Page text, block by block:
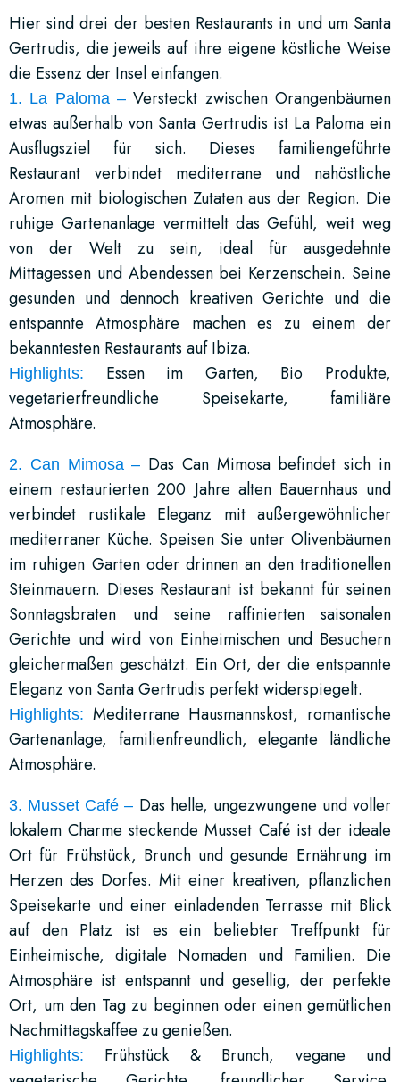
Hier sind drei der besten Restaurants in und um Santa
Gertrudis, die jeweils auf ihre eigene köstliche Weise
die Essenz der Insel einfangen.
1. La Paloma –Versteckt zwischen Orangenbäumen
etwas außerhalb von Santa Gertrudis ist La Paloma ein
Ausflugsziel für sich. Dieses familiengeführte
Restaurant verbindet mediterrane und nahöstliche
Aromen mit biologischen Zutaten aus der Region. Die
ruhige Gartenanlage vermittelt das Gefühl, weit weg
von der Welt zu sein, ideal für ausgedehnte
Mittagessen und Abendessen bei Kerzenschein. Seine
gesunden und dennoch kreativen Gerichte und die
entspannte Atmosphäre machen es zu einem der
bekanntesten Restaurants auf Ibiza.
Highlights:
Essen im Garten, Bio Produkte,
vegetarierfreundliche Speisekarte, familiäre
Atmosphäre.
2. Can Mimosa – Das Can Mimosa befindet sich in
einem restaurierten 200 Jahre alten Bauernhaus und
verbindet rustikale Eleganz mit außergewöhnlicher
mediterraner Küche. Speisen Sie unter Olivenbäumen
im ruhigen Garten oder drinnen an den traditionellen
Steinmauern. Dieses Restaurant ist bekannt für seinen
Sonntagsbraten und seine raffinierten saisonalen
Gerichte und wird von Einheimischen und Besuchern
gleichermaßen geschätzt. Ein Ort, der die entspannte
Eleganz von Santa Gertrudis perfekt widerspiegelt.
Highlights: Mediterrane Hausmannskost, romantische
Gartenanlage, familienfreundlich, elegante ländliche
Atmosphäre.
3. Musset Café – Das helle, ungezwungene und voller
lokalem Charme steckende Musset Café ist der ideale
Ort für Frühstück, Brunch und gesunde Ernährung im
Herzen des Dorfes. Mit einer kreativen, pflanzlichen
Speisekarte und einer einladenden Terrasse mit Blick
auf den Platz ist es ein beliebter Treffpunkt für
Einheimische, digitale Nomaden und Familien. Die
Atmosphäre ist entspannt und gesellig, der perfekte
Ort, um den Tag zu beginnen oder einen gemütlichen
Nachmittagskaffee zu genießen.
Highlights:
Frühstück & Brunch, vegane und